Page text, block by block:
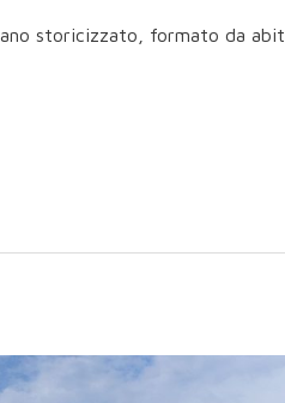
storicizzato, formato da